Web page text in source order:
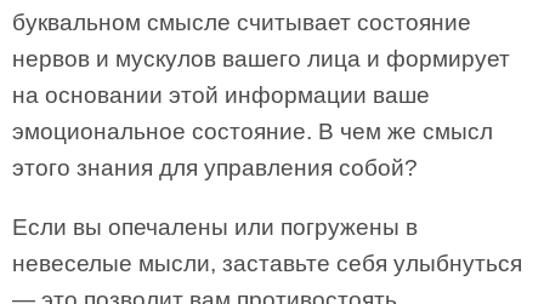
буквальном смысле считывает состояние
нервов и мускулов вашего лица и формирует
на основании этой информации ваше
эмоциональное состояние. В чем же смысл
этого знания для управления собой?
Если вы опечалены или погружены в
невеселые мысли, заставьте себя улыбнуться